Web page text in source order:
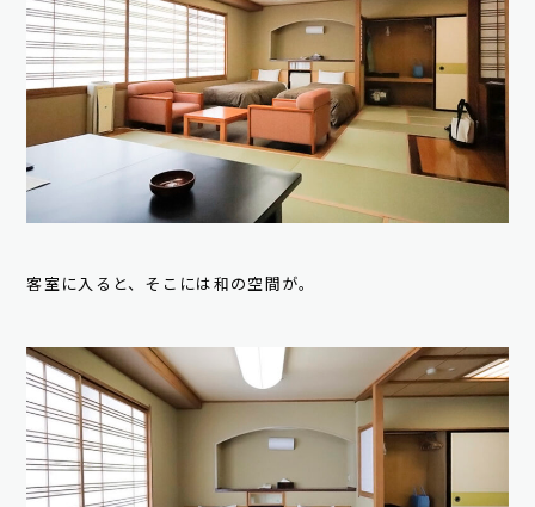
客室に入ると、そこには和の空間が。